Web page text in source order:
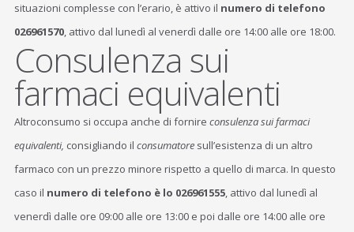
situazioni complesse con l’erario, è attivo il numero di telefono
026961570, attivo dal lunedì al venerdì dalle ore 14:00 alle ore 18:00.
Consulenza sui
farmaci equivalenti
Altroconsumo si occupa anche di fornire consulenza sui farmaci
equivalenti, consigliando il consumatoresull’esistenza di un altro
farmaco con un prezzo minore rispetto a quello di marca. In questo
caso il numero di telefono è lo 026961555, attivo dal lunedì al
venerdì dalle ore 09:00 alle ore 13:00 e poi dalle ore 14:00 alle ore